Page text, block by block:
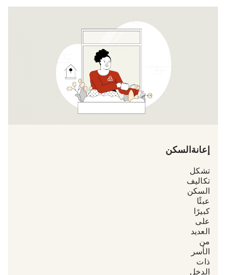
إعانة السكن
تشكل
تكاليف
السكن
عبئًا
كبيرًا
على
العديد
من
الأسر
ذات
الدخل